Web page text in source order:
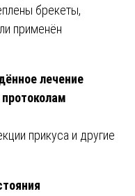
брекеты,
применён
лечение
прикуса и другие